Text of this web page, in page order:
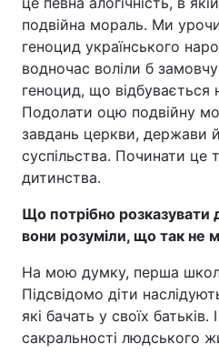
подвійна мораль. Ми
геноцид українського
водночас воліли б
геноцид, що відбувається
Подолати оцю подвійну
завдань церкви, держави
суспільства. Починати це
дитинства.
Що потрібно розказувати
вони розуміли, що так не
На мою думку, перша
Підсвідомо діти
які бачать у своїх батьків.
сакральності людського